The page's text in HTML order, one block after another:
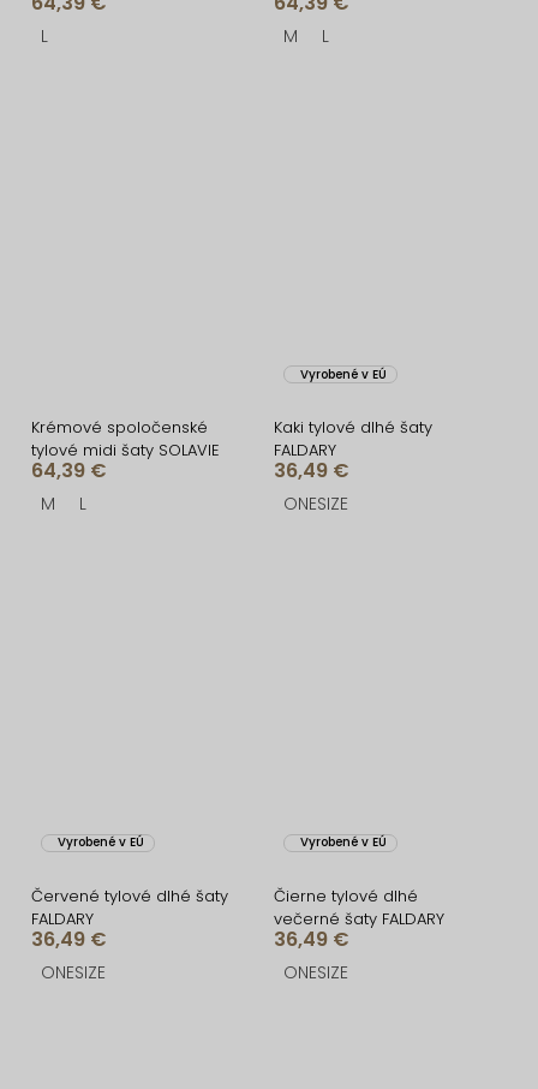
šaty SOLAVIE
L M L
Krémové spoločenské
tylové midi šaty SOLAVIE
64,39 €
M L
Vyrobené v EÚ
Kaki tylové dlhé šaty
FALDARY
36,49 €
ONESIZE
Vyrobené v EÚ
Červené tylové dlhé šaty
FALDARY
36,49 €
ONESIZE
Vyrobené v EÚ
Čierne tylové dlhé
večerné šaty FALDARY
36,49 €
ONESIZE